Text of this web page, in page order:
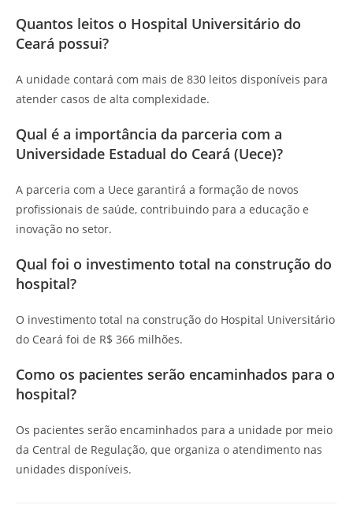
Quantos leitos o Hospital Universitário do
Ceará possui?
A unidade contará com mais de 830 leitos disponíveis para
atender casos de alta complexidade.
Qual é a importância da parceria com a
Universidade Estadual do Ceará (Uece)?
A parceria com a Uece garantirá a formação de novos
profissionais de saúde, contribuindo para a educação e
inovação no setor.
Qual foi o investimento total na construção do
hospital?
O investimento total na construção do Hospital Universitário
do Ceará foi de R$ 366 milhões.
Como os pacientes serão encaminhados para o
hospital?
Os pacientes serão encaminhados para a unidade por meio
da Central de Regulação, que organiza o atendimento nas
unidades disponíveis.